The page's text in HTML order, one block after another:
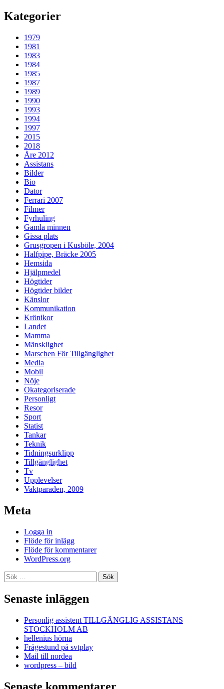
Kategorier
1979
1981
1983
1984
1985
1987
1989
1990
1993
1994
1997
2015
2018
Åre 2012
Assistans
Bilder
Bio
Dator
Ferrari 2007
Filmer
Fyrhuling
Gamla minnen
Gissa plats
Grusgropen i Kusböle, 2004
Halfpipe, Bräcke 2005
Hemsida
Hjälpmedel
Högtider
Högtider bilder
Känslor
Kommunikation
Krönikor
Landet
Mamma
Mänsklighet
Marschen För Tillgänglighet
Media
Mobil
Nöje
Okategoriserade
Personligt
Resor
Sport
Statist
Tankar
Teknik
Tidningsurklipp
Tillgänglighet
Tv
Upplevelser
Vaktparaden, 2009
Meta
Logga in
Flöde för inlägg
Flöde för kommentarer
WordPress.org
Sök
efter:
Senaste inläggen
Personlig assistent TILLGÄNGLIG ASSISTANS
STOCKHOLM AB
hellenius hörna
Frågestund på svtplay
Mail till nordea
wordpress – bild
Senaste kommentarer